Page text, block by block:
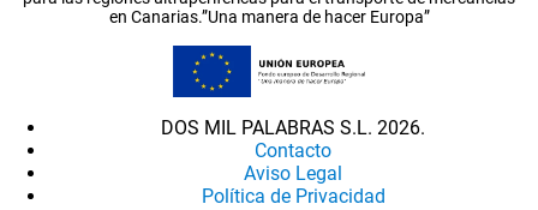
en Canarias.”Una manera de hacer Europa”
DOS MIL PALABRAS S.L. 2026.
Contacto
Aviso Legal
Política de Privacidad